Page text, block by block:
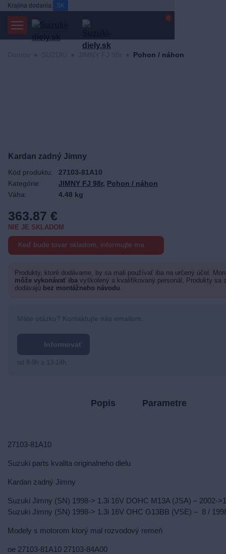
Krajina dodania: SK
0
Pohon / náhon
Kardan zadný Jimny
Kód produktu:
27103-81A10
Kategórie:
JIMNY FJ 98r, Pohon / náhon
Váha:
4.48 kg
363.87€
NIE JE SKLADOM
Keď bude tovar skladom, informujte ma
Produkty, ktoré dodávame, by sa mali používať iba na určený účel.
môže vykonávať iba vyškolený a kvalifikovaný personál. Produkty sa
dodávajú bez montážneho návodu
Máte otázku? Kontaktujte nás emailom.
Informovať
od 8-9h a 13-14h
Popis Parametre
27103-81A10
Suzuki parts kvalita originalneho dielu
Kardan zadný Jimny
Suzuki Jimny (SN) 1998-> 1.3i 16V DOHC M13A (JSA) – 2002-
Suzuki Jimny (SN) 1998-> 1.3i 16V OHC G13BB (VSE) – 8 /
Modely s motorom ktorý mal rozvodový remeň
oe 27103-81A10 27103-84A00